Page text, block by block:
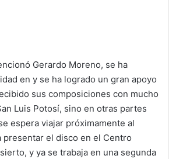
Gerardo Moreno, se ha
en y se ha logrado un gran apoyo
sus composiciones con mucho
Luis Potosí, sino en otras partes
espera viajar próximamente al
presentar el disco en el Centro
y ya se trabaja en una segunda